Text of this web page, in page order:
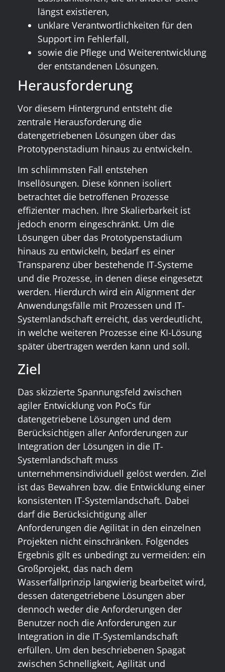
längst existieren,
unklare Verantwortlichkeiten für den
Support im Fehlerfall,
sowie die Pflege und Weiterentwicklung
der entstandenen Lösungen.
Herausforderung
Vor diesem Hintergrund entsteht die
zentrale Herausforderung die
datengetriebenen Lösungen über das
Prototypenstadium hinaus zu entwickeln.
Im schlimmsten Fall entstehen
Insellösungen. Diese können isoliert
betrachtet die betroffenen Prozesse
effizienter machen. Ihre Skalierbarkeit ist
jedoch enorm eingeschränkt. Um die
Lösungen über das Prototypenstadium
hinaus zu entwickeln, bedarf es einer
Transparenz über bestehende IT-Systeme
und die Prozesse, in denen diese eingesetzt
werden. Hierdurch wird ein Alignment der
Anwendungsfälle mit Prozessen und IT-
Systemlandschaft erreicht, das verdeutlicht,
in welche weiteren Prozesse eine KI-Lösung
später übertragen werden kann und soll.
Ziel
Das skizzierte Spannungsfeld zwischen
agiler Entwicklung von PoCs für
datengetriebene Lösungen und dem
Berücksichtigen aller Anforderungen zur
Integration der Lösungen in die IT-
Systemlandschaft muss
unternehmensindividuell gelöst werden. Ziel
ist das Bewahren bzw. die Entwicklung einer
konsistenten IT-Systemlandschaft. Dabei
darf die Berücksichtigung aller
Anforderungen die Agilität in den einzelnen
Projekten nicht einschränken. Folgendes
Ergebnis gilt es unbedingt zu vermeiden: ein
Großprojekt, das nach dem
Wasserfallprinzip langwierig bearbeitet wird,
dessen datengetriebene Lösungen aber
dennoch weder die Anforderungen der
Benutzer noch die Anforderungen zur
Integration in die IT-Systemlandschaft
erfüllen. Um den beschriebenen Spagat
zwischen Schnelligkeit, Agilität und